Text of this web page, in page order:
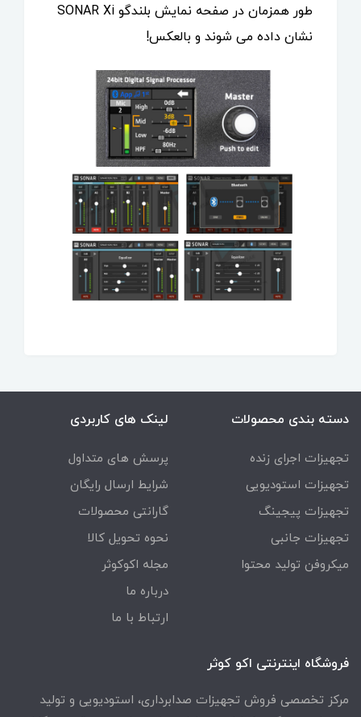
طور همزمان در صفحه نمایش بلندگو SONAR Xi
نشان داده می شوند و بالعکس!
دسته بندی محصولات
تجهیزات اجرای زنده
تجهیزات استودیویی
تجهیزات پیجینگ
تجهیزات جانبی
میکروفن تولید محتوا
لینک های کاربردی
پرسش های متداول
شرایط ارسال رایگان
گارانتی محصولات
نحوه تحویل کالا
مجله اکوکوثر
درباره ما
ارتباط با ما
فروشگاه اینترنتی اکو کوثر
مرکز تخصصی فروش تجهیزات صدابرداری، استودیویی و تولید